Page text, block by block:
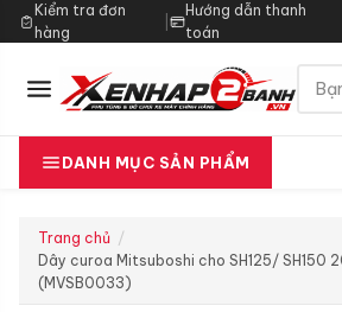
Kiểm tra đơn
hàng
|
Hướng dẫn thanh
toán
DANH MỤC SẢN PHẨM
Trang chủ
Dây curoa Mitsuboshi cho SH125/ SH150
(MVSB0033)